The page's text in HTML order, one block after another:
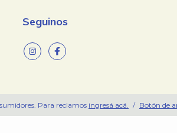
Seguinos
Para reclamos ingresá acá. / Botón de